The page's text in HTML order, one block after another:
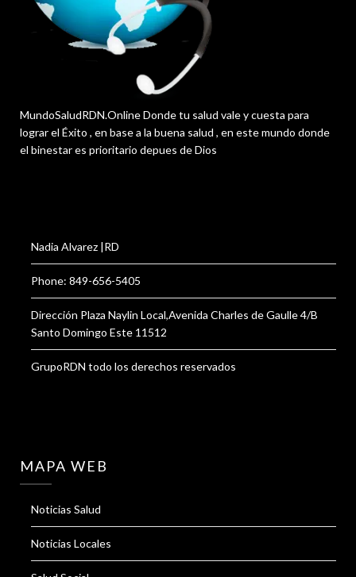
MundoSaludRDN.Online Donde tu salud vale y cuesta para
lograr el Éxito , en base a la buena salud , en este mundo donde
el binestar es prioritario depues de Dios
Nadia Alvarez |RD
Phone: 849-656-5405
Dirección Plaza Naylin Local,Avenida Charles de Gaulle 4/B
Santo Domingo Este 11512
GrupoRDN todo los derechos reservados
MAPA WEB
Noticias Salud
Noticias Locales